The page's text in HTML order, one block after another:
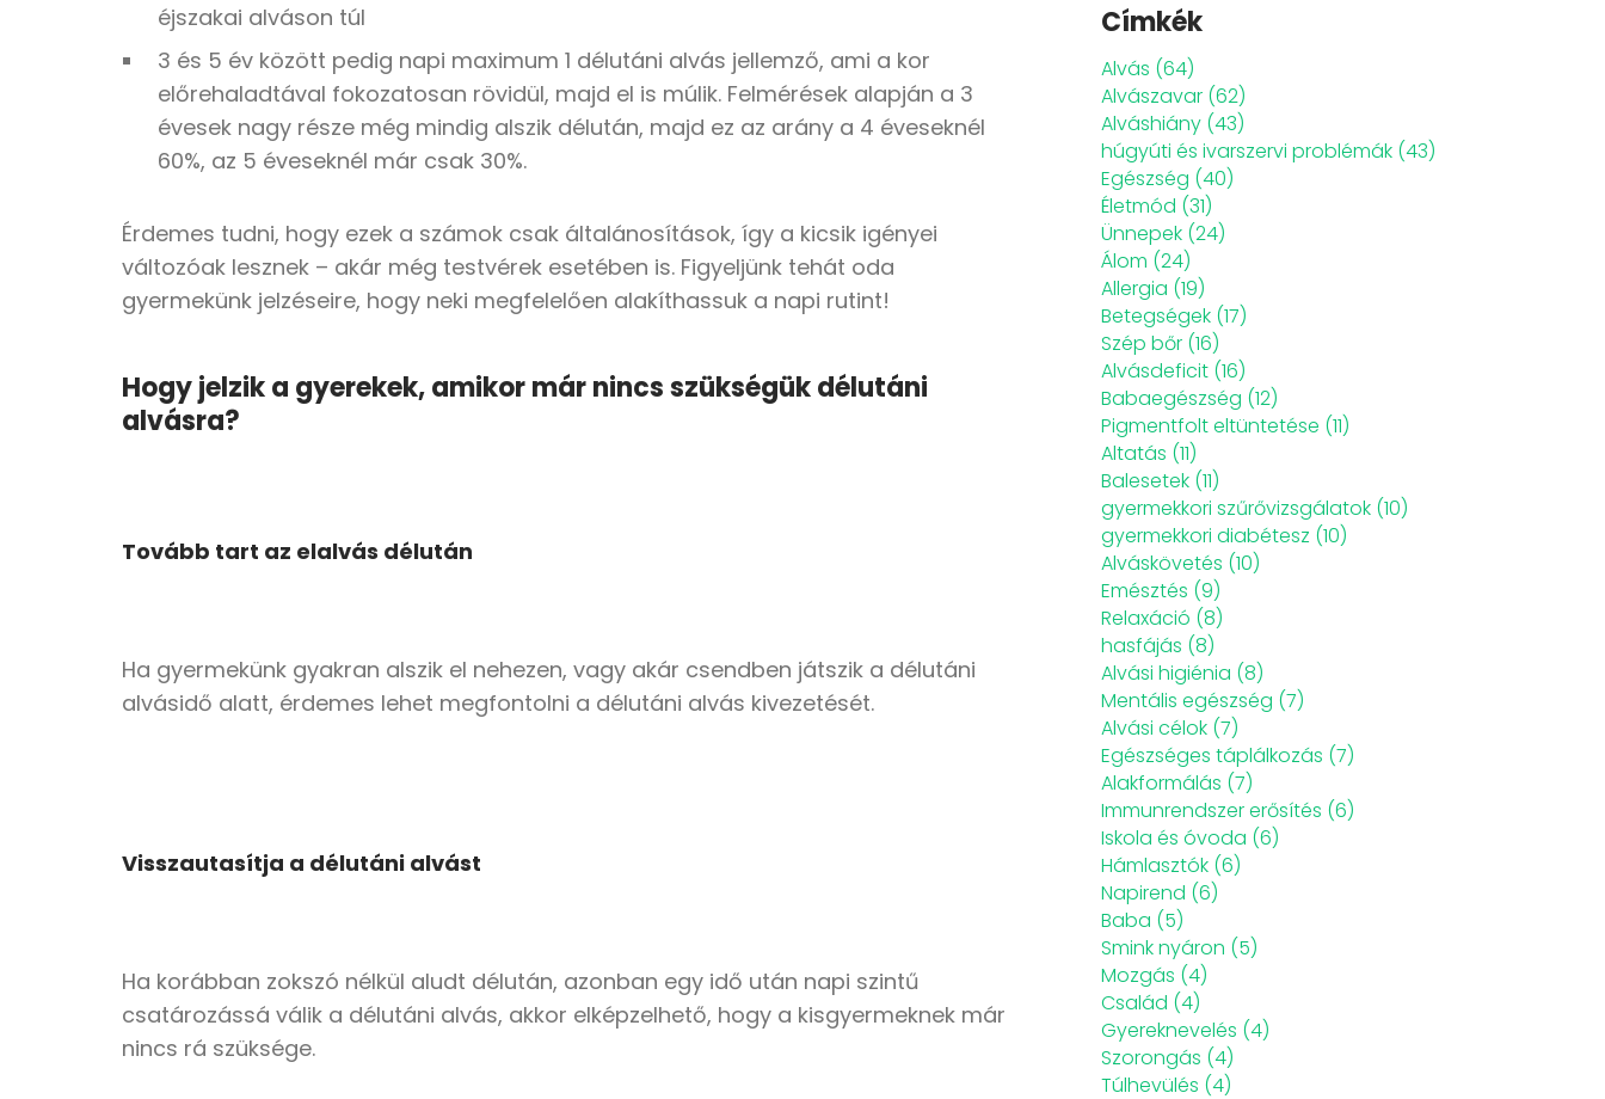
éjszakai alváson túl
3 és 5 év között pedig napi maximum 1 délutáni alvás jellemző, ami a kor
előrehaladtával fokozatosan rövidül, majd el is múlik. Felmérések alapján a 3
évesek nagy része még mindig alszik délután, majd ez az arány a 4 éveseknél
60%, az 5 éveseknél már csak 30%.
Érdemes tudni, hogy ezek a számok csak általánosítások, így a kicsik igényei
változóak lesznek – akár még testvérek esetében is. Figyeljünk tehát oda
gyermekünk jelzéseire, hogy neki megfelelően alakíthassuk a napi rutint!
Hogy jelzik a gyerekek, amikor már nincs szükségük délutáni
alvásra?
Tovább tart az elalvás délután
Ha gyermekünk gyakran alszik el nehezen, vagy akár csendben játszik a délutáni
alvásidő alatt, érdemes lehet megfontolni a délutáni alvás kivezetését.
Visszautasítja a délutáni alvást
Ha korábban zokszó nélkül aludt délután, azonban egy idő után napi szintű
csatározássá válik a délutáni alvás, akkor elképzelhető, hogy a kisgyermeknek már
nincs rá szüksége.
Címkék
Alvás (64)
Alvászavar (62)
Alváshiány (43)
húgyúti és ivarszervi problémák (43)
Egészség (40)
Életmód (31)
Ünnepek (24)
Álom (24)
Allergia (19)
Betegségek (17)
Szép bőr (16)
Alvásdeficit (16)
Babaegészség (12)
Pigmentfolt eltüntetése (11)
Altatás (11)
Balesetek (11)
gyermekkori szűrővizsgálatok (10)
gyermekkori diabétesz (10)
Alváskövetés (10)
Emésztés (9)
Relaxáció (8)
hasfájás (8)
Alvási higiénia (8)
Mentális egészség (7)
Alvási célok (7)
Egészséges táplálkozás (7)
Alakformálás (7)
Immunrendszer erősítés (6)
Iskola és óvoda (6)
Hámlasztók (6)
Napirend (6)
Baba (5)
Smink nyáron (5)
Mozgás (4)
Család (4)
Gyereknevelés (4)
Szorongás (4)
Túlhevülés (4)